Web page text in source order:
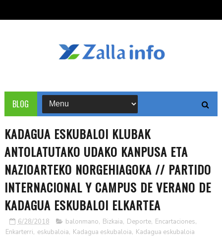
BLOG
KADAGUA ESKUBALOI KLUBAK
ANTOLATUTAKO UDAKO KANPUSA ETA
NAZIOARTEKO NORGEHIAGOKA // PARTIDO
INTERNACIONAL Y CAMPUS DE VERANO DE
KADAGUA ESKUBALOI ELKARTEA
6/28/2018 balonmano, Bizkaia, Deporte, Encartaciones,
Enkarterri, eskubaloia, Kadagua eskubaloia, Kadagua eskubaloia